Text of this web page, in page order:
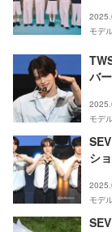
モデ
バ
モデ
シ
モデ